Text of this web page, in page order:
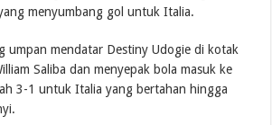
menyumbang gol untuk Italia.
umpan mendatar Destiny Udogie di kotak
Saliba dan menyepak bola masuk ke
3-1 untuk Italia yang bertahan hingga